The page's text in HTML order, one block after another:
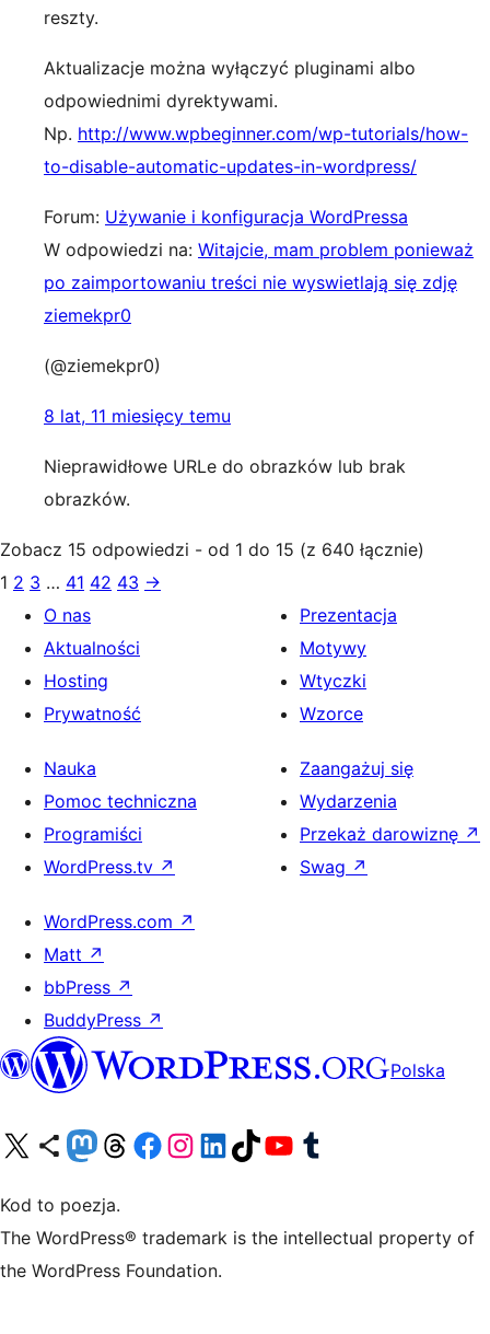
reszty.
Aktualizacje można wyłączyć pluginami albo
odpowiednimi dyrektywami.
Np. http://www.wpbeginner.com/wp-tutorials/how-
to-disable-automatic-updates-in-wordpress/
Forum: Używanie i konfiguracja WordPressa
W odpowiedzi na: Witajcie, mam problem ponieważ
po zaimportowaniu treści nie wyswietlają się zdję
ziemekpr0
(@ziemekpr0)
8 lat, 11 miesięcy temu
Nieprawidłowe URLe do obrazków lub brak
obrazków.
Zobacz 15 odpowiedzi - od 1 do 15 (z 640 łącznie)
1 2 3 … 41 42 43 →
O nas
Aktualności
Hosting
Prywatność
Prezentacja
Motywy
Wtyczki
Wzorce
Nauka
Pomoc techniczna
Programiści
WordPress.tv ↗
Zaangażuj się
Wydarzenia
Przekaż darowiznę ↗
Swag ↗
WordPress.com ↗
Matt ↗
bbPress ↗
BuddyPress ↗
Polska
Odwiedź nasze konto X (dawniej Twitter)
Odwiedź nasze konto Bluesky
Odwiedź nasze konto na Mastodoncie
Odwiedź naszego Threadsa
Odwiedź naszego Facebooka
Odwiedź nasze konto na Instagramie
Odwiedź nasze konto na LinkedIn
Odwiedź naszego TikToka
Odwiedź nasz kanał YouTube
Odwiedź naszego Tumblra
Kod to poezja.
The WordPress® trademark is the intellectual property of
the WordPress Foundation.